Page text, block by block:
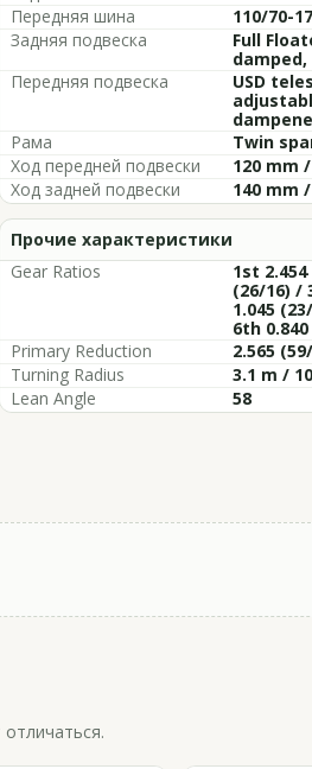
Передняя шина
110/70-17
Задняя подвеска
Full
Передняя подвеска
USD
Рама
Twin
Ход передней подвески
120 mm
Ход задней подвески
140 mm
Прочие характеристики
Gear Ratios
1st
(26/16) /
1.045
6th
Primary Reduction
2.565
Turning Radius
3.1 m /
Lean Angle
58